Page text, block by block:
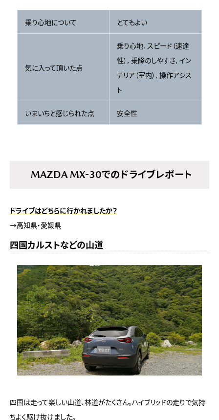
乗り心地について とてもよい
気に入って頂いた点
乗り心地, スピード（速達
性）, 乗降のしやすさ, イン
テリア（室内）, 操作アシス
ト
いまいちと感じられた点 安全性
MAZDA MX-30でのドライブレポート
ドライブはどちらに行かれましたか？
→高知県・愛媛県
四国カルストなどの山道
四国は走って楽しい山道、林道がたくさん。ハイブリッドの走りで気持
ちよく駆け抜けました。